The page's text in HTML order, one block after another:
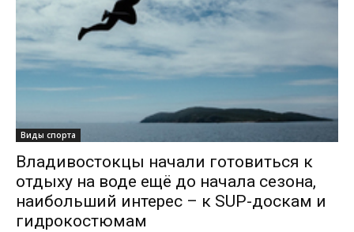
Виды спорта
Владивостокцы начали готовиться к
отдыху на воде ещё до начала сезона,
наибольший интерес – к SUP-доскам и
гидрокостюмам